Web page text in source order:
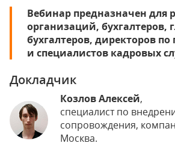
Вебинар предназначен для
организаций, бухгалтеров,
бухгалтеров, директоров по
и специалистов кадровых
Докладчик
Козлов Алексей,
специалист по
сопровождения,
Москва.